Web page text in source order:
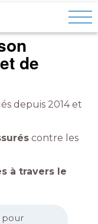
de
depuis 2014 et
contre les
à travers le
pour